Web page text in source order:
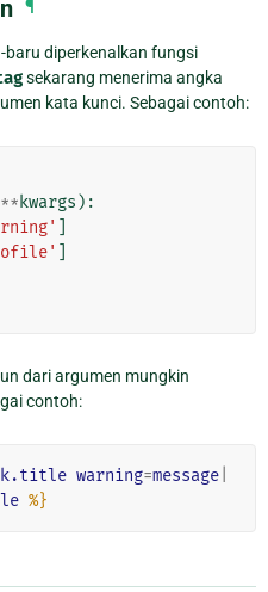
¶
baru diperkenalkan fungsi
sekarang menerima angka
kata kunci. Sebagai contoh:
** kwargs ):
dari argumen mungkin
contoh:
warning=message
%}